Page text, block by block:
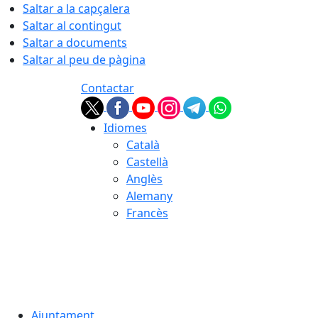
Saltar a la capçalera
Saltar al contingut
Saltar a documents
Saltar al peu de pàgina
Contactar
Idiomes
Català
Castellà
Anglès
Alemany
Francès